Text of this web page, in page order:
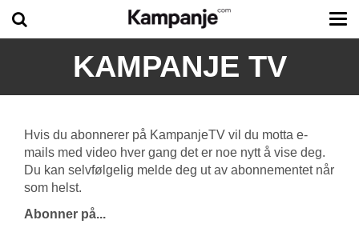
KAMPANJE TV
Hvis du abonnerer på KampanjeTV vil du motta e-
mails med video hver gang det er noe nytt å vise deg.
Du kan selvfølgelig melde deg ut av abonnementet når
som helst.
Abonner på...